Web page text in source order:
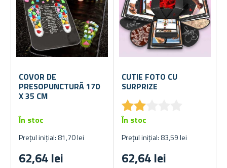
COVOR DE
PRESOPUNCTURĂ 170
X 35 CM
Prețul inițial: 81,70 lei
62,64 lei
În stoc
CUTIE FOTO CU
SURPRIZE
★★
★★
Prețul inițial: 83,59 lei
62,64 lei
În stoc